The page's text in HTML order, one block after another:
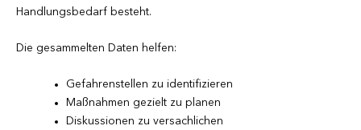
Handlungsbedarf besteht.
Die gesammelten Daten helfen:
Gefahrenstellen zu identifizieren
Maßnahmen gezielt zu planen
Diskussionen zu versachlichen